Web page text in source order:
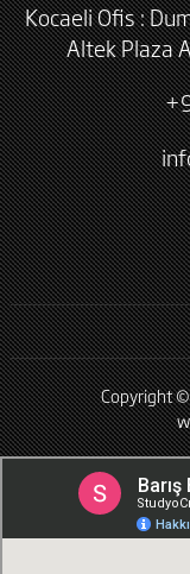
Kocaeli Ofis :
Altek Plaza
Copyright ©